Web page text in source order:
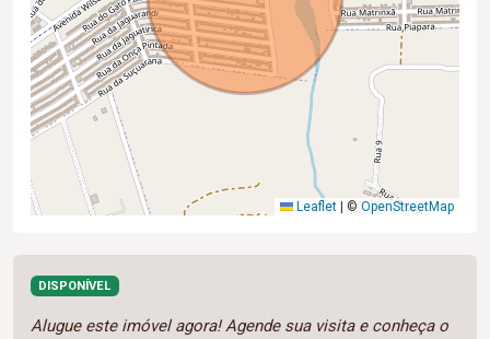
Leaflet © OpenStreetMap
DISPONÍVEL
Alugue este imóvel agora! Agende sua visita e conheça o